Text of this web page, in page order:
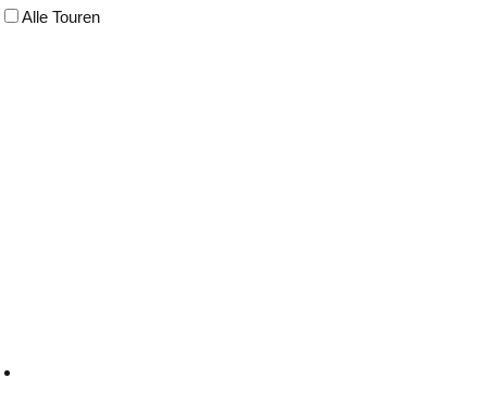
Alle Touren